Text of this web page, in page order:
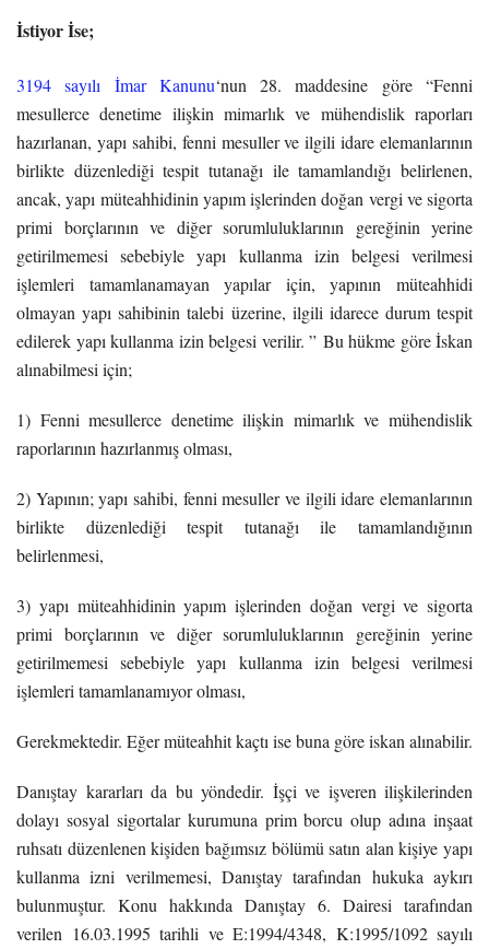
İstiyor İse;
3194 sayılı İmar Kanunu‘nun 28. maddesine göre “Fenni
mesullerce denetime ilişkin mimarlık ve mühendislik raporları
hazırlanan, yapı sahibi, fenni mesuller ve ilgili idare elemanlarının
birlikte düzenlediği tespit tutanağı ile tamamlandığı belirlenen,
ancak, yapı müteahhidinin yapım işlerinden doğan vergi ve sigorta
primi borçlarının ve diğer sorumluluklarının gereğinin yerine
getirilmemesi sebebiyle yapı kullanma izin belgesi verilmesi
işlemleri tamamlanamayan yapılar için, yapının müteahhidi
olmayan yapı sahibinin talebi üzerine, ilgili idarece durum tespit
edilerek yapı kullanma izin belgesi verilir. ” Bu hükme göre İskan
alınabilmesi için;
1) Fenni mesullerce denetime ilişkin mimarlık ve mühendislik
raporlarının hazırlanmış olması,
2) Yapının; yapı sahibi, fenni mesuller ve ilgili idare elemanlarının
birlikte düzenlediği tespit tutanağı ile tamamlandığının
belirlenmesi,
3) yapı müteahhidinin yapım işlerinden doğan vergi ve sigorta
primi borçlarının ve diğer sorumluluklarının gereğinin yerine
getirilmemesi sebebiyle yapı kullanma izin belgesi verilmesi
işlemleri tamamlanamıyor olması,
Gerekmektedir. Eğer müteahhit kaçtı ise buna göre iskan alınabilir.
Danıştay kararları da bu yöndedir. İşçi ve işveren ilişkilerinden
dolayı sosyal sigortalar kurumuna prim borcu olup adına inşaat
ruhsatı düzenlenen kişiden bağımsız bölümü satın alan kişiye yapı
kullanma izni verilmemesi, Danıştay tarafından hukuka aykırı
bulunmuştur. Konu hakkında Danıştay 6. Dairesi tarafından
verilen 16.03.1995 tarihli ve E:1994/4348, K:1995/1092 sayılı